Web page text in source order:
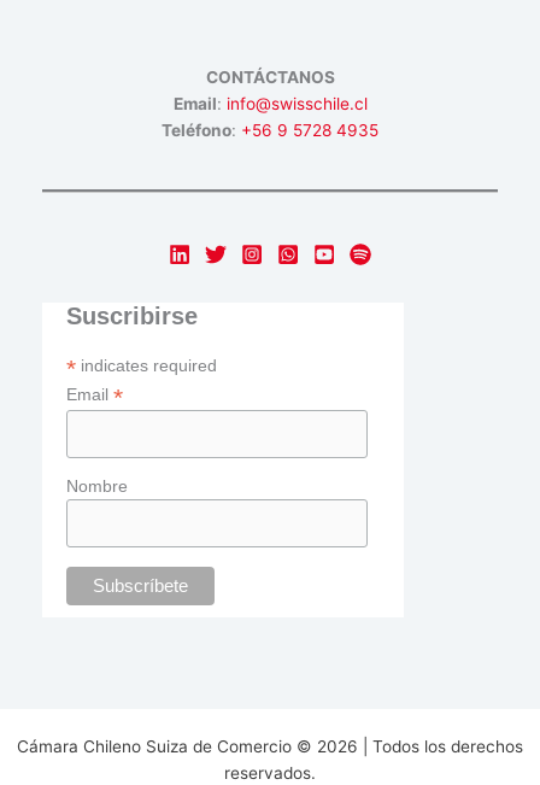
CONTÁCTANOS
Email: info@swisschile.cl
Teléfono: +56 9 5728 4935
Suscribirse
* indicates required
Email *
Nombre
Cámara Chileno Suiza de Comercio © 2026 | Todos los derechos
reservados.